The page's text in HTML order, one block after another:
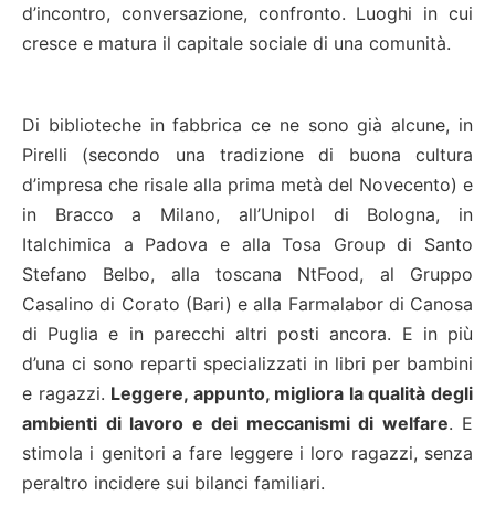
d’incontro, conversazione, confronto. Luoghi in cui
cresce e matura il capitale sociale di una comunità.
Di biblioteche in fabbrica ce ne sono già alcune, in
Pirelli (secondo una tradizione di buona cultura
d’impresa che risale alla prima metà del Novecento) e
in Bracco a Milano, all’Unipol di Bologna, in
Italchimica a Padova e alla Tosa Group di Santo
Stefano Belbo, alla toscana NtFood, al Gruppo
Casalino di Corato (Bari) e alla Farmalabor di Canosa
di Puglia e in parecchi altri posti ancora. E in più
d’una ci sono reparti specializzati in libri per bambini
e ragazzi. Leggere, appunto, migliora la qualità degli
ambienti di lavoro e dei meccanismi di welfare. E
stimola i genitori a fare leggere i loro ragazzi, senza
peraltro incidere sui bilanci familiari.